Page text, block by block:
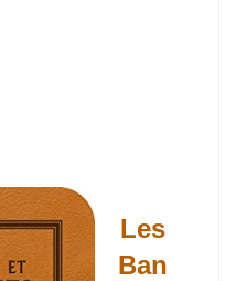
Les
Ban